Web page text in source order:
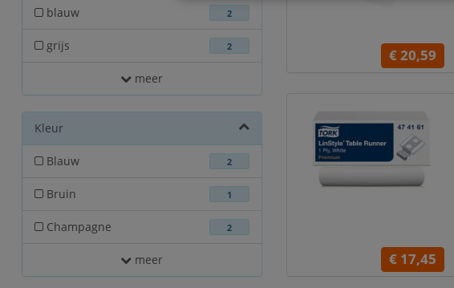
blauw 2
grijs 2
meer
Kleur
Blauw 2
Bruin 1
Champagne 2
meer
€ 20,59
€ 17,45